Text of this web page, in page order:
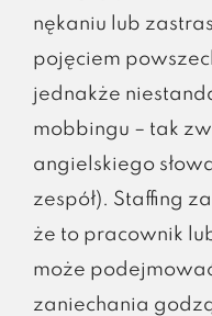
nękaniu lub
pojęciem
jednakże
mobbingu – tak
angielskiego
zespół). Staffing
że to pracownik
może
zaniechania